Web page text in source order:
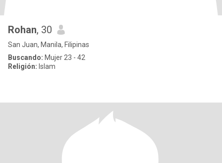
Rohan, 30
San Juan, Manila, Filipinas
Buscando: Mujer 23 - 42
Religión: Islam